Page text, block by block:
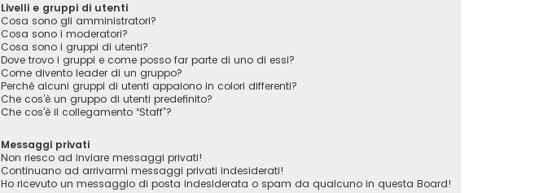
Livelli e gruppi di utenti
Cosa sono gli amministratori?
Cosa sono i moderatori?
Cosa sono i gruppi di utenti?
Dove trovo i gruppi e come posso far parte di uno di essi?
Come divento leader di un gruppo?
Perché alcuni gruppi di utenti appaiono in colori differenti?
Che cos’è un gruppo di utenti predefinito?
Che cos’è il collegamento “Staff”?
Messaggi privati
Non riesco ad inviare messaggi privati!
Continuano ad arrivarmi messaggi privati indesiderati!
Ho ricevuto un messaggio di posta indesiderata o spam da qualcuno in questa Board!